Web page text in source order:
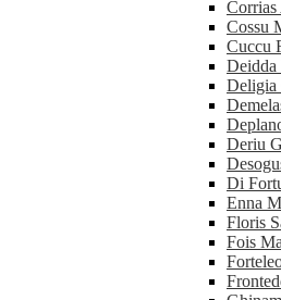
Corrias
Cossu
Cuccu
Deidda
Deligia
Deriu
Di
Enna
Floris
Fois